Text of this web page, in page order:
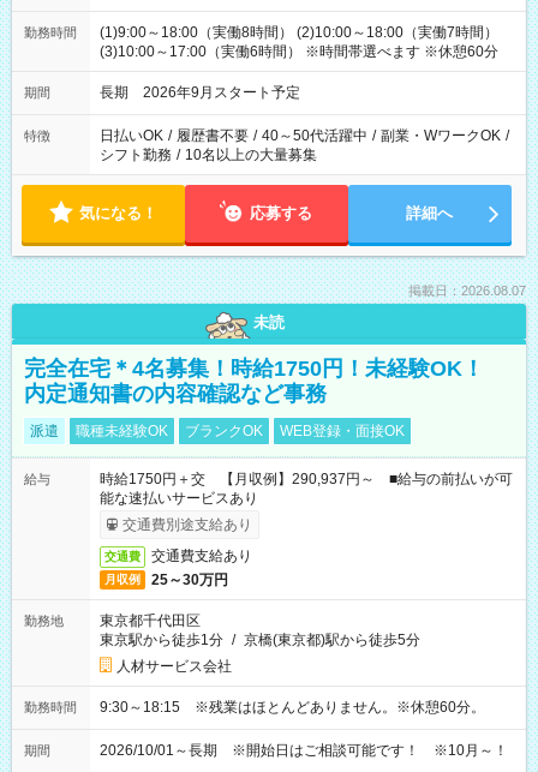
勤務時間
(1)9:00～18:00（実働8時間） (2)10:00～18:00（実働7時間）
(3)10:00～17:00（実働6時間） ※時間帯選べます ※休憩60分
期間 長期 2026年9月スタート予定
特徴 日払いOK / 履歴書不要 / 40～50代活躍中 / 副業・WワークOK /
シフト勤務 / 10名以上の大量募集
気になる！ 応募する 詳細へ
掲載日：2026.08.07
未読
完全在宅＊4名募集！時給1750円！未経験OK！
内定通知書の内容確認など事務
派遣 職種未経験OK ブランクOK WEB登録・面接OK
給与
時給1750円＋交 【月収例】290,937円～ ■給与の前払いが可
能な速払いサービスあり
交通費別途支給あり
交通費 交通費支給あり
月収例 25～30万円
勤務地
東京都千代田区
東京駅から徒歩1分 / 京橋(東京都)駅から徒歩5分
人材サービス会社
勤務時間 9:30～18:15 ※残業はほとんどありません。※休憩60分。
期間 2026/10/01～長期 ※開始日はご相談可能です！ ※10月～！